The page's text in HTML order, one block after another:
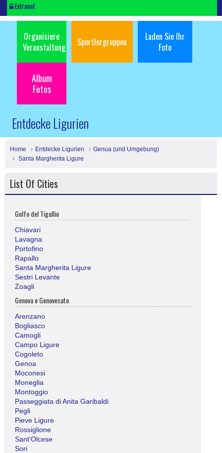
Extranet
Organisiere
Veranstaltung
Sportlergruppen
Laden Sie Ihr
Foto
Album
Fotos
Entdecke Ligurien
Home Entdecke Ligurien
Genua (und Umgebung)
Santa Margherita Ligure
List Of Cities
Golfo del Tigullio
Chiavari
Lavagna
Portofino
Rapallo
Santa Margherita Ligure
Sestri Levante
Zoagli
Genova e Genovesato
Arenzano
Bogliasco
Camogli
Campo Ligure
Cogoleto
Genoa
Moconesi
Moneglia
Montoggio
Passeggiata di Anita Garibaldi
Pegli
Pieve Ligure
Rossiglione
Sant'Olcese
Sori